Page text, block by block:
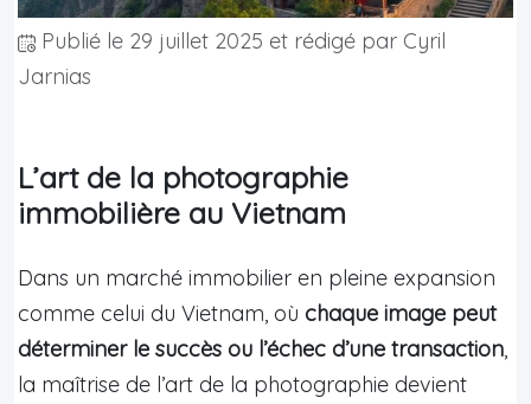
Publié le 29 juillet 2025 et rédigé par Cyril
Jarnias
L’art de la photographie
immobilière au Vietnam
Dans un marché immobilier en pleine expansion
comme celui du Vietnam, où chaque image peut
déterminer le succès ou l’échec d’une transaction,
la maîtrise de l’art de la photographie devient